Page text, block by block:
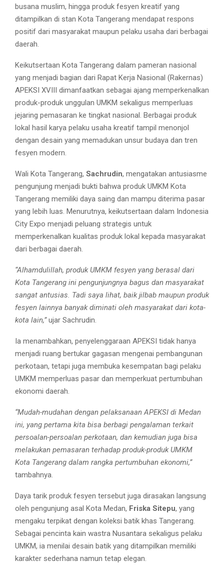
busana muslim, hingga produk fesyen kreatif yang
ditampilkan di stan Kota Tangerang mendapat respons
positif dari masyarakat maupun pelaku usaha dari berbagai
daerah.
Keikutsertaan Kota Tangerang dalam pameran nasional
yang menjadi bagian dari Rapat Kerja Nasional (Rakernas)
APEKSI XVIII dimanfaatkan sebagai ajang memperkenalkan
produk-produk unggulan UMKM sekaligus memperluas
jejaring pemasaran ke tingkat nasional. Berbagai produk
lokal hasil karya pelaku usaha kreatif tampil menonjol
dengan desain yang memadukan unsur budaya dan tren
fesyen modern.
Wali Kota Tangerang, Sachrudin, mengatakan antusiasme
pengunjung menjadi bukti bahwa produk UMKM Kota
Tangerang memiliki daya saing dan mampu diterima pasar
yang lebih luas. Menurutnya, keikutsertaan dalam Indonesia
City Expo menjadi peluang strategis untuk
memperkenalkan kualitas produk lokal kepada masyarakat
dari berbagai daerah.
“Alhamdulillah, produk UMKM fesyen yang berasal dari
Kota Tangerang ini pengunjungnya bagus dan masyarakat
sangat antusias. Tadi saya lihat, baik jilbab maupun produk
fesyen lainnya banyak diminati oleh masyarakat dari kota-
kota lain,”ujar Sachrudin.
Ia menambahkan, penyelenggaraan APEKSI tidak hanya
menjadi ruang bertukar gagasan mengenai pembangunan
perkotaan, tetapi juga membuka kesempatan bagi pelaku
UMKM memperluas pasar dan memperkuat pertumbuhan
ekonomi daerah.
“Mudah-mudahan dengan pelaksanaan APEKSI di Medan
ini, yang pertama kita bisa berbagi pengalaman terkait
persoalan-persoalan perkotaan, dan kemudian juga bisa
melakukan pemasaran terhadap produk-produk UMKM
Kota Tangerang dalam rangka pertumbuhan ekonomi,”
tambahnya.
Daya tarik produk fesyen tersebut juga dirasakan langsung
oleh pengunjung asal Kota Medan, Friska Sitepu, yang
mengaku terpikat dengan koleksi batik khas Tangerang.
Sebagai pencinta kain wastra Nusantara sekaligus pelaku
UMKM, ia menilai desain batik yang ditampilkan memiliki
karakter sederhana namun tetap elegan.